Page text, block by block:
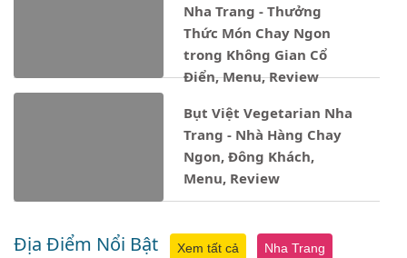
Nha Trang - Thưởng
Thức Món Chay Ngon
trong Không Gian Cổ
Điển, Menu, Review
Bụt Việt Vegetarian Nha
Trang - Nhà Hàng Chay
Ngon, Đông Khách,
Menu, Review
Địa Điểm Nổi Bật Xem tất cả Nha Trang